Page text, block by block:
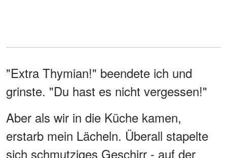
"Extra Thymian!" beendete ich und
grinste. "Du hast es nicht vergessen!"
Aber als wir in die Küche kamen,
erstarb mein Lächeln. Überall stapelte
sich schmutziges Geschirr - auf der